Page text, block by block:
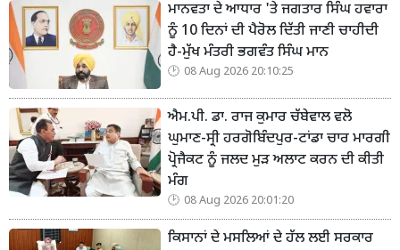
ਮਾਨਵਤਾ ਦੇ ਆਧਾਰ 'ਤੇ ਜਗਤਾਰ ਸਿੰਘ ਹਵਾਰਾ
ਨੂੰ 10 ਦਿਨਾਂ ਦੀ ਪੈਰੋਲ ਦਿੱਤੀ ਜਾਣੀ ਚਾਹੀਦੀ
ਹੈ-ਮੁੱਖ ਮੰਤਰੀ ਭਗਵੰਤ ਸਿੰਘ ਮਾਨ
08 Aug 2026 20:10:25
ਐਮ.ਪੀ. ਡਾ. ਰਾਜ ਕੁਮਾਰ ਚੱਬੇਵਾਲ ਵਲੋ
ਘੁਮਾਣ-ਸ੍ਰੀ ਹਰਗੋਬਿੰਦਪੁਰ-ਟਾਂਡਾ ਚਾਰ ਮਾਰਗੀ
ਪ੍ਰੋਜੈਕਟ ਨੂੰ ਜਲਦ ਮੁੜ ਅਲਾਟ ਕਰਨ ਦੀ ਕੀਤੀ
ਮੰਗ
08 Aug 2026 20:01:20
ਕਿਸਾਨਾਂ ਦੇ ਮਸਲਿਆਂ ਦੇ ਹੱਲ ਲਈ ਸਰਕਾਰ